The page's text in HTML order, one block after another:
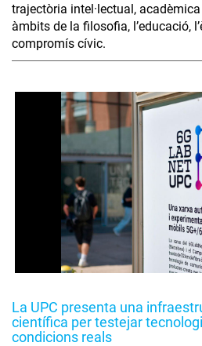
trajectòria intel·lectual,
àmbits de la filosofia, l’educació,
compromís cívic.
La UPC presenta una
científica per testejar
condicions reals